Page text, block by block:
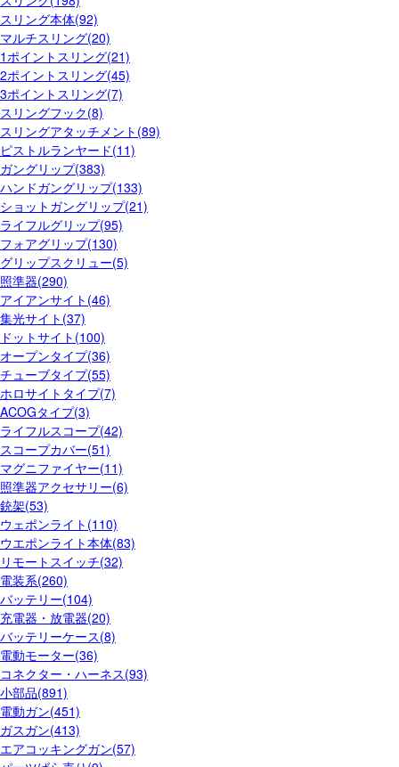
スリング本体(92)
マルチスリング(20)
1ポイントスリング(21)
2ポイントスリング(45)
3ポイントスリング(7)
スリングフック(8)
スリングアタッチメント(89)
ピストルランヤード(11)
ガングリップ(383)
ハンドガングリップ(133)
ショットガングリップ(21)
ライフルグリップ(95)
フォアグリップ(130)
グリップスクリュー(5)
照準器(290)
アイアンサイト(46)
集光サイト(37)
ドットサイト(100)
オープンタイプ(36)
チューブタイプ(55)
ホロサイトタイプ(7)
ACOGタイプ(3)
ライフルスコープ(42)
スコープカバー(51)
マグニファイヤー(11)
照準器アクセサリー(6)
銃架(53)
ウェポンライト(110)
ウエポンライト本体(83)
リモートスイッチ(32)
電装系(260)
バッテリー(104)
充電器・放電器(20)
バッテリーケース(8)
電動モーター(36)
コネクター・ハーネス(93)
小部品(891)
電動ガン(451)
ガスガン(413)
エアコッキングガン(57)